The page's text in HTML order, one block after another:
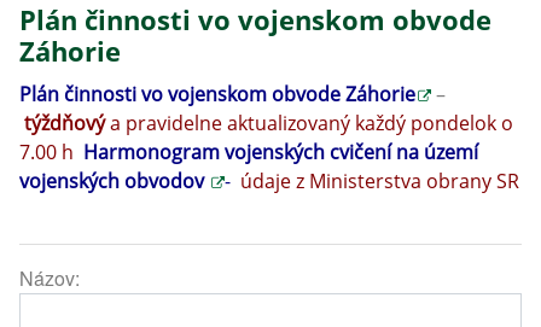
Plán činnosti vo vojenskom obvode
Záhorie
Plán činnosti vo vojenskom obvode Záhorie
–
týždňovýa pravidelne aktualizovaný každý pondelok o
7.00 h Harmonogram vojenských cvičení na území
vojenských obvodov
- údajez Ministerstva obrany SR
Názov: